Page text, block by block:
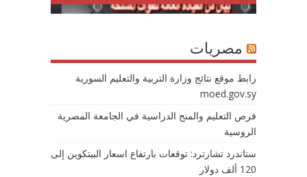
مصريات
رابط موقع نتائج وزارة التربية والتعليم السورية
moed.gov.sy
فرص التعليم والمنح الدراسية في الجامعة المصرية
الروسية
ستاندرد تشارترد: توقعات بارتفاع اسعار البيتكوين إلى
120 ألف دولار